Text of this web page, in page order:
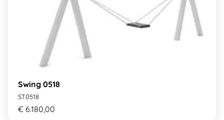
Swing 0518
ST0518
€ 6.180,00